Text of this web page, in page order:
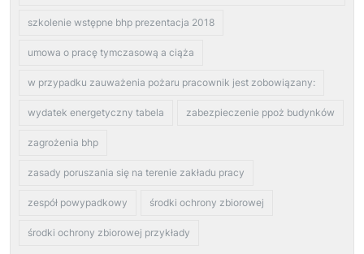
szkolenie wstępne bhp prezentacja 2018
umowa o pracę tymczasową a ciąża
w przypadku zauważenia pożaru pracownik jest zobowiązany:
wydatek energetyczny tabela zabezpieczenie ppoż budynków
zagrożenia bhp
zasady poruszania się na terenie zakładu pracy
zespół powypadkowy środki ochrony zbiorowej
środki ochrony zbiorowej przykłady